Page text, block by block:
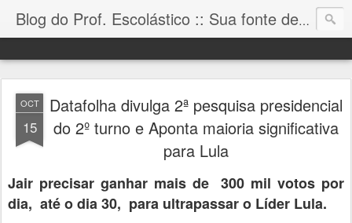
Blog do Prof. Escolástico :: Sua fonte de informação!
OCT
15
Datafolha divulga 2ª pesquisa presidencial
do 2º turno e Aponta maioria significativa
para Lula
Jair precisar ganhar mais de 300 mil votos por
dia, até o dia 30, para ultrapassar o Líder Lula.